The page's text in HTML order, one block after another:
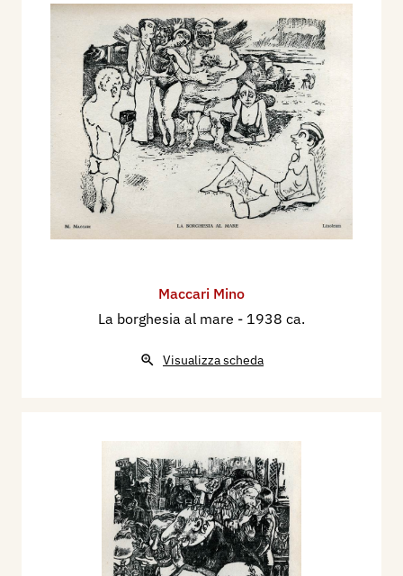
Maccari Mino
La borghesia al mare - 1938 ca.
Visualizza scheda